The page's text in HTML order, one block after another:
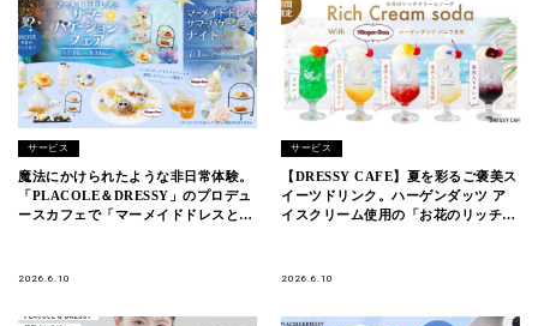
サービス
魔法にかけられたような非日常体験。
「PLACOLE＆DRESSY」のプロデュ
ースカフェで「マーメイドドレスとサ
2026.6.10
サービス
【DRESSY CAFE】夏を彩るご褒美ス
イーツドリンク。ハーゲンダッツ ア
イスクリーム使用の「お花のリッチク
2026.6.10